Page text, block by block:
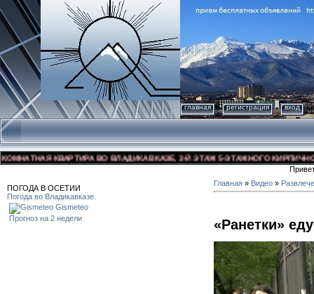
главная регистрация вход
КВАРТИРА ВО ВЛАДИКАВКАЗЕ, 3-Й ЭТАЖ 5-ЭТАЖНОГО
ПОГОДА В ОСЕТИИ
Погода во Владикавказе
Gismeteo
Прогноз на 2 недели
Главная » Видео »
«Ранетки»